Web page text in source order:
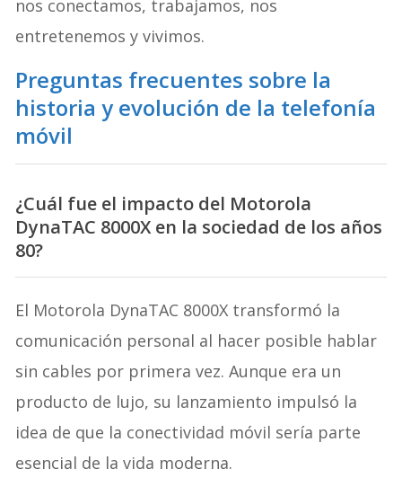
nos conectamos, trabajamos, nos
entretenemos y vivimos.
Preguntas frecuentes sobre la
historia y evolución de la telefonía
móvil
¿Cuál fue el impacto del Motorola
DynaTAC 8000X en la sociedad de los años
80?
El Motorola DynaTAC 8000X transformó la
comunicación personal al hacer posible hablar
sin cables por primera vez. Aunque era un
producto de lujo, su lanzamiento impulsó la
idea de que la conectividad móvil sería parte
esencial de la vida moderna.